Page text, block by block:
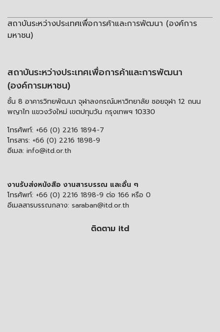
สถาบันระหว่างประเทศเพื่อการค้าและการพัฒนา (องค์การ
มหาชน)
สถาบันระหว่างประเทศเพื่อการค้าและการพัฒนา
(องค์การมหาชน)
ชั้น 8 อาคารวิทยพัฒนา จุฬาลงกรณ์มหาวิทยาลัย ซอยจุฬา 12 ถนน
พญาไท แขวงวังใหม่ เขตปทุมวัน กรุงเทพฯ 10330
โทรศัพท์: +66 (0) 2216 1894-7
โทรสาร: +66 (0) 2216 1898-9
อีเมล: info@itd.or.th
งานรับส่งหนังสือ งานสารบรรณ และอื่น ๆ
โทรศัพท์: +66 (0) 2216 1898-9 ต่อ 166 หรือ 0
อีเมลสารบรรณกลาง: saraban@itd.or.th
ติดตาม itd